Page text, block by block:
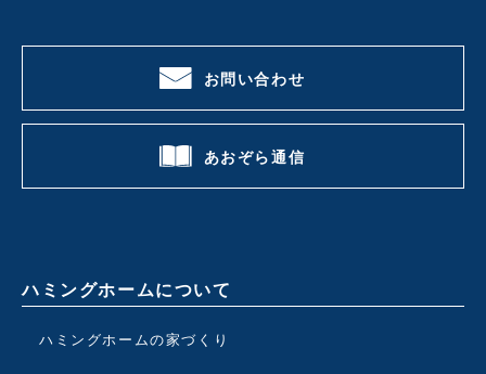
お問い合わせ
あおぞら通信
ハミングホームについて
ハミングホームの家づくり